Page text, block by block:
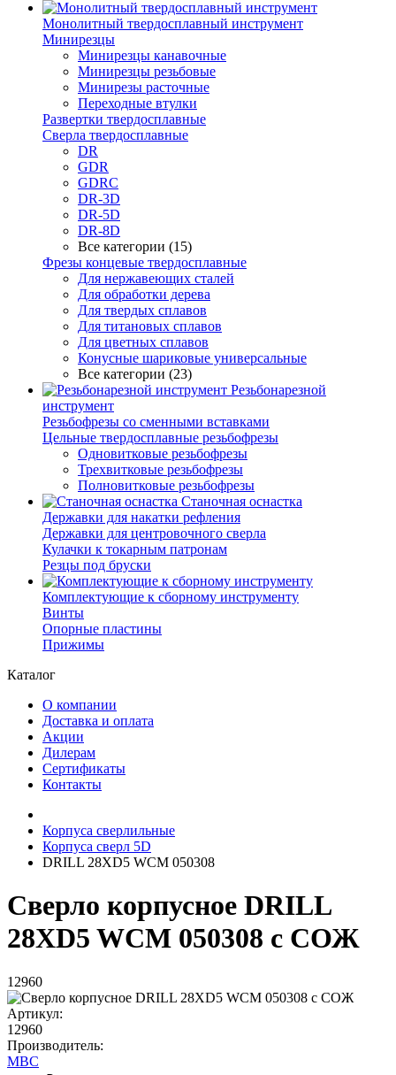
Монолитный твердосплавный инструмент
Минирезцы
Минирезцы канавочные
Минирезцы резьбовые
Минирезы расточные
Переходные втулки
Развертки твердосплавные
Сверла твердосплавные
DR
GDR
GDRC
DR-3D
DR-5D
DR-8D
Все категории (15)
Фрезы концевые твердосплавные
Для нержавеющих сталей
Для обработки дерева
Для твердых сплавов
Для титановых сплавов
Для цветных сплавов
Конусные шариковые универсальные
Все категории (23)
Резьбонарезной
инструмент
Резьбофрезы со сменными вставками
Цельные твердосплавные резьбофрезы
Одновитковые резьбофрезы
Трехвитковые резьбофрезы
Полновитковые резьбофрезы
Станочная оснастка
Державки для накатки рефления
Державки для центровочного сверла
Кулачки к токарным патронам
Резцы под бруски
Комплектующие к сборному инструменту
Винты
Опорные пластины
Прижимы
Каталог
О компании
Доставка и оплата
Акции
Дилерам
Сертификаты
Контакты
Корпуса сверлильные
Корпуса сверл 5D
DRILL 28XD5 WCM 050308
Сверло корпусное DRILL
28XD5 WCM 050308 с СОЖ
12960
Артикул:
12960
Производитель:
MBC